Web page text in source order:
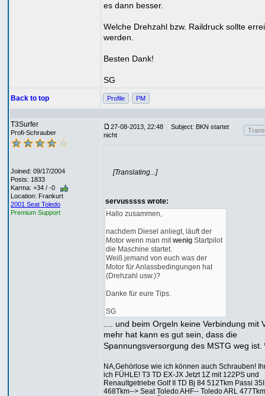
es dann besser.
Welche Drehzahl bzw. Raildruck sollte
werden.
Besten Dank!
SG
Back to top Profile PM
T3Surfer
Profi-Schrauber
Joined: 09/17/2004
Posts: 1833
Karma: +34 / -0
Location: Frankurt
2001 Seat Toledo
Premium Support
27-08-2013, 22:48
Subject: BKN startet
nicht
[Translating...]
servusssss wrote:
Hallo zusammen,
nachdem Diesel anliegt, läuft der
Motor wenn man mitwenig Startpilot
die Maschine startet.
Weiß jemand von euch was der
Motor für Anlassbedingungen hat
(Drehzahl usw.)?
Danke für eure Tips.
SG
.... und beim Orgeln keine Verbindung mit
mehr hat kann es gut sein, dass die
Spannungsversorgung des MSTG weg ist.
NA,Gehörlose wie ich können auch Schrauben!
ich FÜHLE! T3 TD EX-JX Jetzt 1Z mit 122PS und
Renaultgetriebe Golf II TD Bj 84 512Tkm Passi
468Tkm--> Seat Toledo AHF-- Toledo ARL